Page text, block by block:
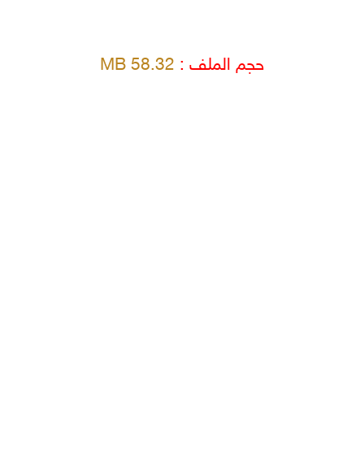
حجم الملف : 58.32 MB